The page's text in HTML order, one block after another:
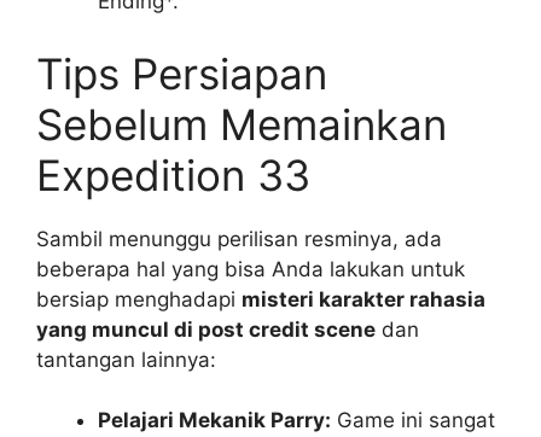
Tips Persiapan
Sebelum Memainkan
Expedition 33
Sambil menunggu perilisan resminya, ada
beberapa hal yang bisa Anda lakukan untuk
bersiap menghadapi misteri karakter rahasia
yang muncul di post credit scene dan
tantangan lainnya:
Pelajari Mekanik Parry: Game ini sangat